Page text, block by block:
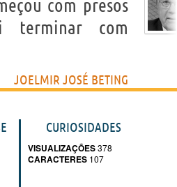
com presos
terminar com
JOELMIR JOSÉ BETING
CURIOSIDADES
VISUALIZAÇÕES378
CARACTERES 107